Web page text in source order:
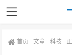
首页 -文章-科技 -